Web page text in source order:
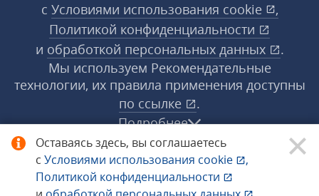
Оставаясь здесь, вы соглашаетесь
с Условиями использования cookie
,
Политикой конфиденциальности
с Условиями использования cookie
,
Политикой конфиденциальности
и обработкой персональных данных
.
Мы используем Рекомендательные
технологии, их правила применения доступны
по ссылке
.
Подробнее
© 1998−2026 «1С‑Рарус» ®. Все права
защищены.